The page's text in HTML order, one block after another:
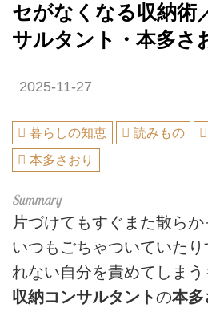
セがなくなる収納術
サルタント・本多さ
2025-11-27
暮らしの知恵 読みもの
本多さおり
片づけてもすぐまた散ら
いつもごちゃついていた
れない自分を責めてしまう
収納コンサルタントの本多